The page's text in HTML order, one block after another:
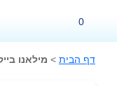
0
דף הבית > מילאנו